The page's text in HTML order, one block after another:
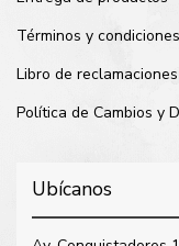
Términos y condiciones
Libro de reclamaciones
Política de Cambios y
Ubícanos